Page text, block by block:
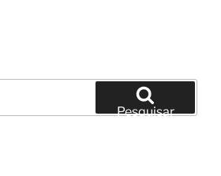
Pesquisar